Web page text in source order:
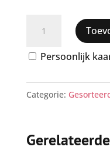
Kwarkgebak
Naturel
aantalPersoonlijk
Categorie: